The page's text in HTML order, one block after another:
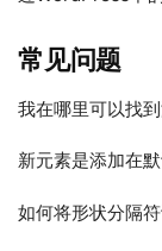
常见问题
我在哪里可以找
新元素是添加在
如何将形状分隔符